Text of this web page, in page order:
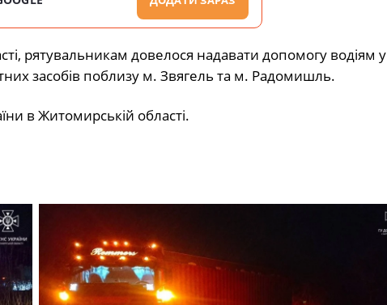
рятувальникам довелося надавати допомогу водіям у
засобів поблизу м. Звягель та м. Радомишль.
в Житомирській області.